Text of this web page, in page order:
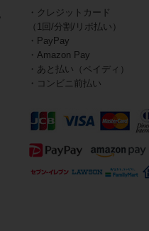
・クレジットカード
（1回/分割/リボ払い）
・PayPay
・Amazon Pay
・あと払い（ペイディ）
・コンビニ前払い